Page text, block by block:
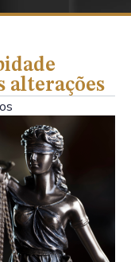
alterações